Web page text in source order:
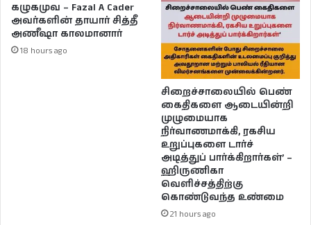
கழுகமுவ – Fazal A Cader
அவர்களின் தாயார் சித்தீ
அணீஷா காலமானார்
18 hours ago
சிறைச்சாலையில் பெண்
கைதிகளை ஆடையின்றி
முழுமையாக
நிர்வாணமாக்கி, ரகசிய
உறுப்புகளை டார்ச்
அடித்துப் பார்க்கிறார்கள்’ –
ஹிருணிகா
வெளிச்சத்திற்கு
கொண்டுவந்த உண்மை
21 hours ago